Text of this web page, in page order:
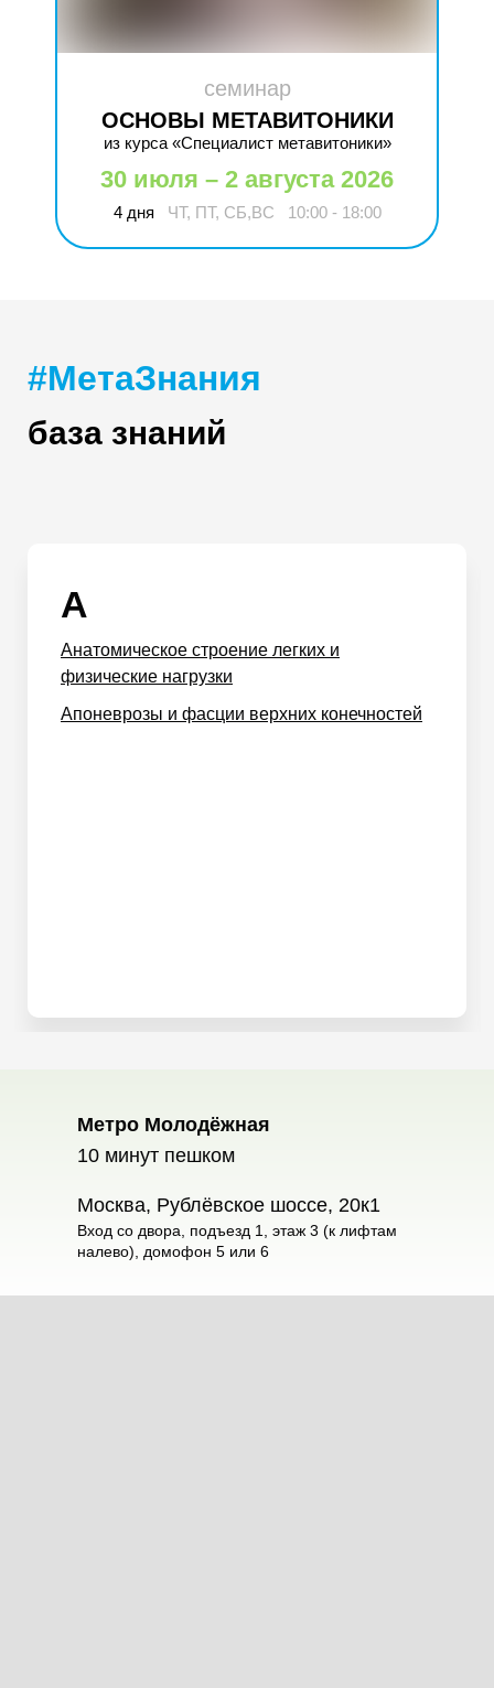
семинар
ОСНОВЫ МЕТАВИТОНИКИ
из курса «Специалист метавитоники»
30 июля – 2 августа 2026
4 дня ЧТ, ПТ, СБ,ВС 10:00 - 18:00
#МетаЗнания
база знаний
А
Анатомическое строение легких и
физические нагрузки
Апоневрозы и фасции верхних конечностей
Метро Молодёжная
10 минут пешком
Москва, Рублёвское шоссе, 20к1
Вход со двора, подъезд 1, этаж 3 (к лифтам
налево), домофон 5 или 6